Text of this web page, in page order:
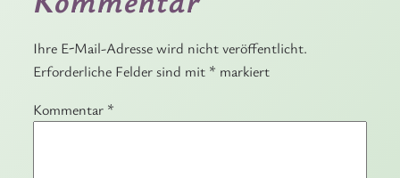
Ihre E-Mail-Adresse wird nicht veröffentlicht.
Erforderliche Felder sind mit * markiert
Kommentar *